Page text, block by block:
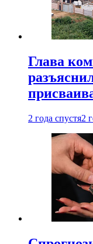
Глава
2 года спустя2